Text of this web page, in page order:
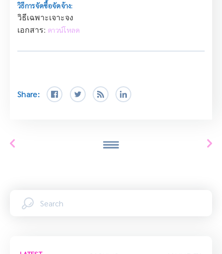
วิธีการจัดซื้อจัดจ้าง:
วิธีเฉพาะเจาะจง
เอกสาร: ดาวน์โหลด
Share: